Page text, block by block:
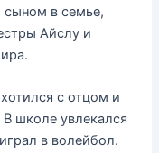
в семье,
Айслу и
с отцом и
школе увлекался
в волейбол.